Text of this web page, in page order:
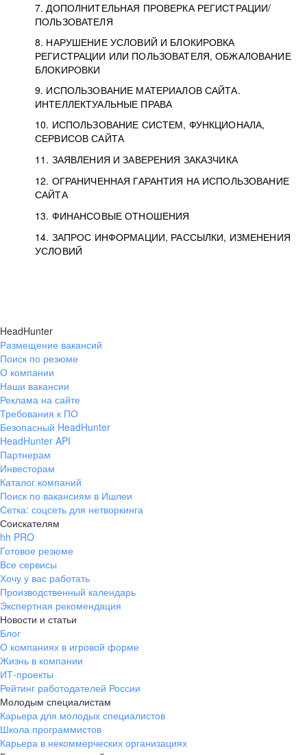
7. ДОПОЛНИТЕЛЬНАЯ ПРОВЕРКА РЕГИСТРАЦИИ/
ПОЛЬЗОВАТЕЛЯ
8. НАРУШЕНИЕ УСЛОВИЙ И БЛОКИРОВКА
РЕГИСТРАЦИИ ИЛИ ПОЛЬЗОВАТЕЛЯ, ОБЖАЛОВАНИЕ
БЛОКИРОВКИ
9. ИСПОЛЬЗОВАНИЕ МАТЕРИАЛОВ САЙТА.
ИНТЕЛЛЕКТУАЛЬНЫЕ ПРАВА
10. ИСПОЛЬЗОВАНИЕ СИСТЕМ, ФУНКЦИОНАЛА,
СЕРВИСОВ САЙТА
11. ЗАЯВЛЕНИЯ И ЗАВЕРЕНИЯ ЗАКАЗЧИКА
12. ОГРАНИЧЕННАЯ ГАРАНТИЯ НА ИСПОЛЬЗОВАНИЕ
САЙТА
13. ФИНАНСОВЫЕ ОТНОШЕНИЯ
14. ЗАПРОС ИНФОРМАЦИИ, РАССЫЛКИ, ИЗМЕНЕНИЯ
УСЛОВИЙ
HeadHunter
Размещение вакансий
Поиск по резюме
О компании
Наши вакансии
Реклама на сайте
Требования к ПО
Безопасный HeadHunter
HeadHunter API
Партнерам
Инвесторам
Каталог компаний
Поиск по вакансиям в Ишлеи
Сетка: соцсеть для нетворкинга
Соискателям
hh PRO
Готовое резюме
Все сервисы
Хочу у вас работать
Производственный календарь
Экспертная рекомендация
Новости и статьи
Блог
О компаниях в игровой форме
Жизнь в компании
ИТ-проекты
Рейтинг работодателей России
Молодым специалистам
Карьера для молодых специалистов
Школа программистов
Карьера в некоммерческих организациях